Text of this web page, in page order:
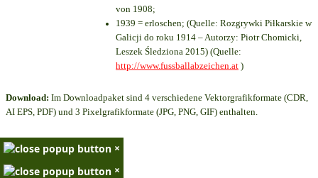
von 1908;
1939 = erloschen; (Quelle: Rozgrywki Piłkarskie w
Galicji do roku 1914 – Autorzy: Piotr Chomicki,
Leszek Śledziona 2015) (Quelle:
http://www.fussballabzeichen.at )
Download: Im Downloadpaket sind 4 verschiedene Vektorgrafikformate (CDR,
AI EPS, PDF) und 3 Pixelgrafikformate (JPG, PNG, GIF) enthalten.
×
×